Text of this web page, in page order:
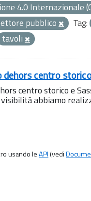
4.0 Internazionale
pubblico Tag:
tavoli
dehors centro
centro storico e
abbiamo
usando leAPI(vedi